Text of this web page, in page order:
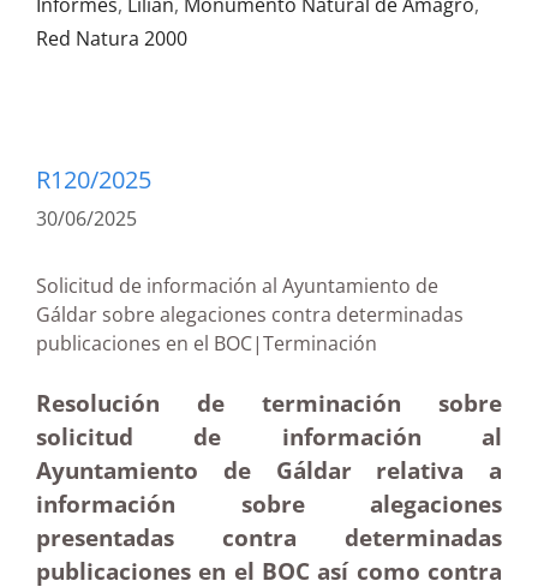
Red Natura 2000
R120/2025
30/06/2025
Solicitud de información al Ayuntamiento de
Gáldar sobre alegaciones contra determinadas
publicaciones en el BOC|Terminación
Resolución de terminación sobre
solicitud de información al
Ayuntamiento de Gáldar relativa a
información sobre alegaciones
presentadas contra determinadas
publicaciones en el BOC así como contra